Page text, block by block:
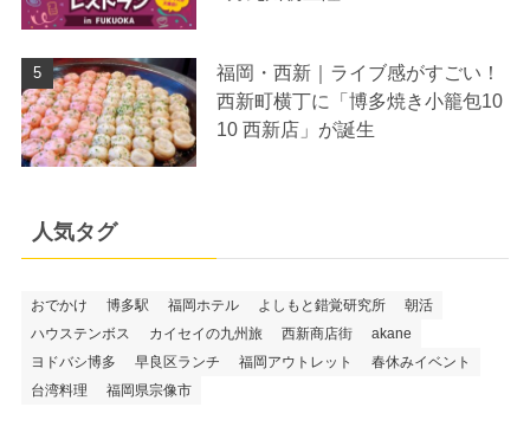
福岡・西新｜ライブ感がすごい！
西新町横丁に「博多焼き小籠包10
10 西新店」が誕生
人気タグ
おでかけ 博多駅 福岡ホテル よしもと錯覚研究所
朝活
ハウステンボス
カイセイの九州旅 西新商店街
akane
ヨドバシ博多
早良区ランチ 福岡アウトレット
春休みイベント
台湾料理
福岡県宗像市